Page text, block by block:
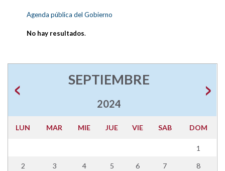
Agenda pública del Gobierno
No hay resultados.
SEPTIEMBRE
2024
LUN MAR MIE JUE VIE SAB DOM
1
2 3 4 5 6 7 8